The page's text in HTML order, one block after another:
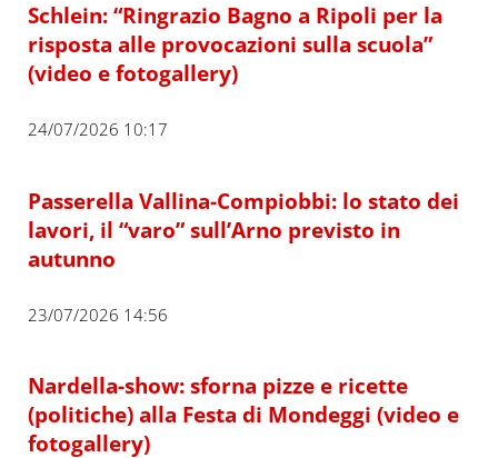
Schlein: “Ringrazio Bagno a Ripoli per la
risposta alle provocazioni sulla scuola”
(video e fotogallery)
24/07/2026 10:17
Passerella Vallina-Compiobbi: lo stato dei
lavori, il “varo” sull’Arno previsto in
autunno
23/07/2026 14:56
Nardella-show: sforna pizze e ricette
(politiche) alla Festa di Mondeggi (video e
fotogallery)